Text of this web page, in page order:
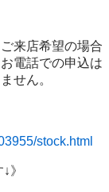
来店希望の場合
電話での申込は
せん。
stock.html